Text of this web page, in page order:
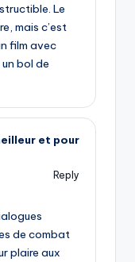
Le
mais c’est
film avec
bol de
et pour
Reply
de combat
plaire aux